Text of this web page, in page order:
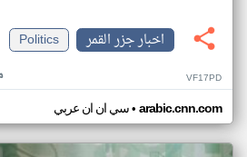
اخبار جزر القمر
Politics
VF17PD
سي ان ان عربي• arabic.cnn.com